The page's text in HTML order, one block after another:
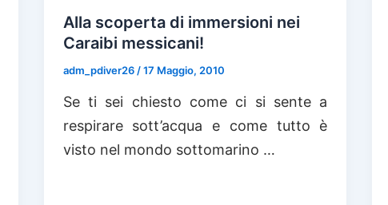
Alla scoperta di immersioni nei
Caraibi messicani!
adm_pdiver26 /17 Maggio, 2010
Se ti sei chiesto come ci si sente a
respirare sott’acqua e come tutto è
visto nel mondo sottomarino …